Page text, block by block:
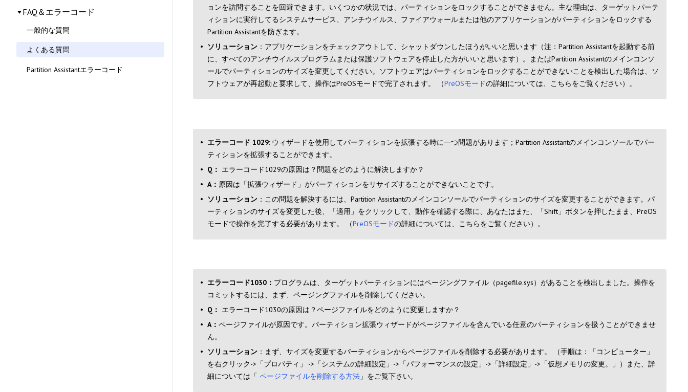
FAQ＆エラーコード
一般的な質問
よくある質問
Partition Assistantエラーコード
ョンを訪問することを回避できます。いくつかの状況では、パーティションをロックすることができません。主な理由は、ターゲットパーテ
ィションに実行してるシステムサービス、アンチウイルス、ファイアウォールまたは他のアプリケーションがパーティションをロックする
Partition Assistantを防ぎます。
ソリューション ：アプリケーションをチェックアウトして、シャットダウンしたほうがいいと思います（注：Partition Assistantを起動する前
に、すべてのアンチウイルスプログラムまたは保護ソフトウェアを停止した方がいいと思います）。またはPartition Assistantのメインコンソ
ールでパーティションのサイズを変更してください。ソフトウェアはパーティションをロックすることができないことを検出した場合は、ソ
フトウェアが再起動と要求して、操作はPreOSモードで完了されます。 （PreOSモードの詳細については、こちらをご覧ください）。
エラーコード 1029: ウィザードを使用してパーティションを拡張する時に一つ問題があります；Partition Assistantのメインコンソールでパー
ティションを拡張することができます。
Q： エラーコード1029の原因は？問題をどのように解決しますか？
A： 原因は「拡張ウィザード」がパーティションをリサイズすることができないことです。
ソリューション ：この問題を解決するには、Partition Assistantのメインコンソールでパーティションのサイズを変更することができます。パ
ーティションのサイズを変更した後、「適用」をクリックして、動作を確認する際に、あなたはまた、「Shift」ボタンを押したまま、PreOS
モードで操作を完了する必要があります。 （PreOSモードの詳細については、こちらをご覧ください）。
エラーコード1030： プログラムは、ターゲットパーティションにはページングファイル（pagefile.sys）があることを検出しました。操作を
コミットするには、まず、ページングファイルを削除してください。
Q： エラーコード1030の原因は？ページファイルをどのように変更しますか？
A： ページファイルが原因です。パーティション拡張ウィザードがページファイルを含んでいる任意のパーティションを扱うことができませ
ん。
ソリューション ：まず、サイズを変更するパーティションからページファイルを削除する必要があります。 （手順は：「コンピューター」
を右クリック->「プロパティ」 ->「システムの詳細設定」->「パフォーマンスの設定」->「詳細設定」->「仮想メモリの変更。」）また、詳
細については「 ページファイルを削除する方法 」をご覧下さい。